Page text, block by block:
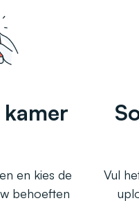
en kies de
behoeften
Vul